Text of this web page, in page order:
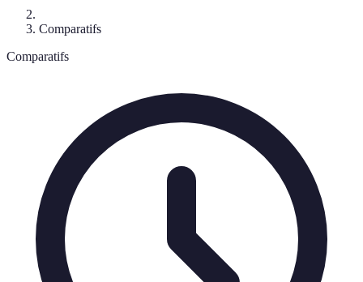
Comparatifs
Comparatifs